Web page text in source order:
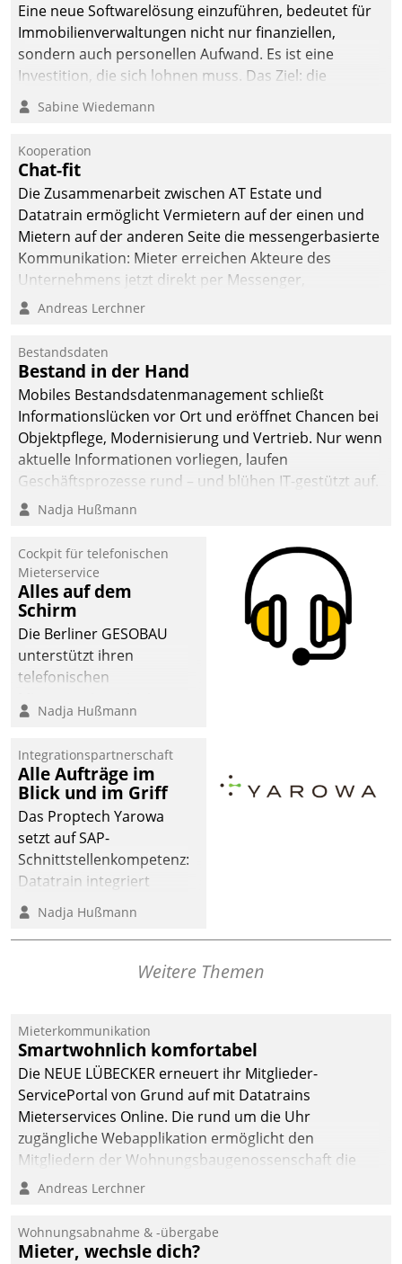
Eine neue Softwarelösung einzuführen, bedeutet für
Immobilienverwaltungen nicht nur finanziellen,
sondern auch personellen Aufwand. Es ist eine
Investition, die sich lohnen muss. Das Ziel: die
nachhaltige Optimierung der Geschäftsabläufe. Damit
dieses Ziel erreicht wird, sollten einige Grundregeln
Sabine Wiedemann
Kooperation
Chat-fit
Die Zusammenarbeit zwischen AT Estate und
Datatrain ermöglicht Vermietern auf der einen und
Mietern auf der anderen Seite die messengerbasierte
Kommunikation: Mieter erreichen Akteure des
Unternehmens jetzt direkt per Messenger,
Mitarbeiter oder Dienstleister empfangen oder
Andreas Lerchner
Bestandsdaten
Bestand in der Hand
Mobiles Bestandsdatenmanagement schließt
Informationslücken vor Ort und eröffnet Chancen bei
Objektpflege, Modernisierung und Vertrieb. Nur wenn
aktuelle Informationen vorliegen, laufen
Geschäftsprozesse rund – und blühen IT-gestützt auf.
Nadja Hußmann
Cockpit für telefonischen
Mieterservice
Alles auf dem
Schirm
Die Berliner GESOBAU
unterstützt ihren
telefonischen
digitalen Cockpit, das
passende Fragen und
Schlagworte auswirft.
Eine intuitive
Dialogführung ermöglicht
dem externen
Serviceteam, Anrufe von
Mietenden zügiger und
effizienter zu bearbeiten.
Nadja Hußmann
Integrationspartnerschaft
Alle Aufträge im
Blick und im Griff
Das Proptech Yarowa
setzt auf SAP-
Schnittstellenkompetenz:
Datatrain integriert
Yarowas Portal zur
Vergabe und Verwaltung
von Aufträgen der
deutscher
Wohnungsunternehmen
– und beschleunigt damit
den Weg vom
Mieteranliegen zum
Dienstleisterauftrag.
Nadja Hußmann
Weitere Themen
Mieterkommunikation
Smartwohnlich komfortabel
Die NEUE LÜBECKER erneuert ihr Mitglieder-
ServicePortal von Grund auf mit Datatrains
Mieterservices Online. Die rund um die Uhr
zugängliche Webapplikation ermöglicht den
Mitgliedern der Wohnungs­bau­genossenschaft die
Kontaktaufnahme per Smartphone, Tablet oder PC.
Andreas Lerchner
Wohnungsabnahme & -übergabe
Mieter, wechsle dich?